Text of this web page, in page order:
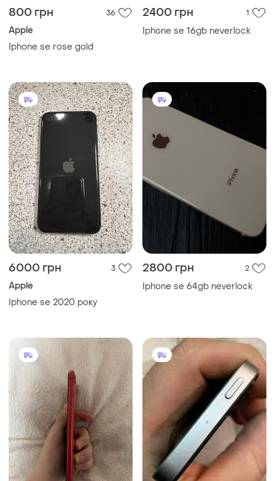
800 грн 36
Apple
Iphone se rose gold
2400 грн 1
Iphone se 16gb neverlock
6000 грн 3
Apple
Iphone se 2020 року
2800 грн 2
Iphone se 64gb neverlock